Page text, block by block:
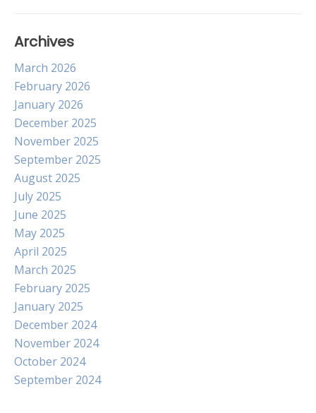
Archives
March 2026
February 2026
January 2026
December 2025
November 2025
September 2025
August 2025
July 2025
June 2025
May 2025
April 2025
March 2025
February 2025
January 2025
December 2024
November 2024
October 2024
September 2024